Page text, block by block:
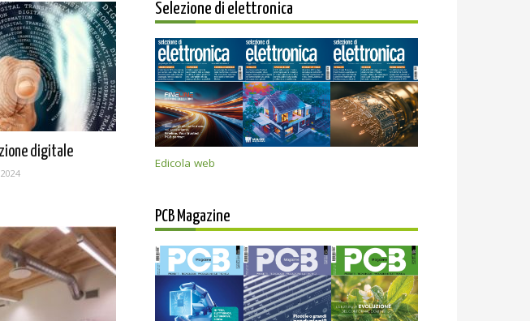
digitale
Selezione di elettronica
Edicola web
PCB Magazine